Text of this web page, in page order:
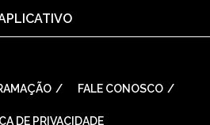
FALE CONOSCO
DE PRIVACIDADE